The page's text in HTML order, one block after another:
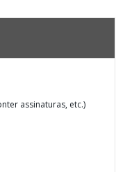
assinaturas, etc.)